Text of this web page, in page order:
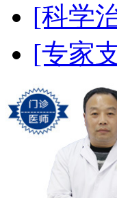
[科学
[专家